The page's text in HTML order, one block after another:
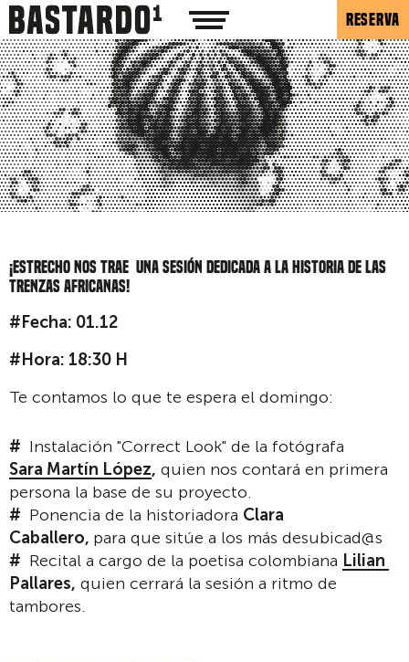
RESERVA
¡Estrecho nos trae una sesión dedicada a la historia de las
trenzas africanas!
#Fecha: 01.12
#Hora: 18:30 H
Te contamos lo que te espera el domingo:
Instalación "Correct Look" de la fotógrafa
Sara Martín López, quien nos contará en primera
persona la base de su proyecto.
Ponencia de la historiadora Clara
Caballero, para que sitúe a los más desubicad@s
Recital a cargo de la poetisa colombiana Lilian
Pallares, quien cerrará la sesión a ritmo de
tambores.